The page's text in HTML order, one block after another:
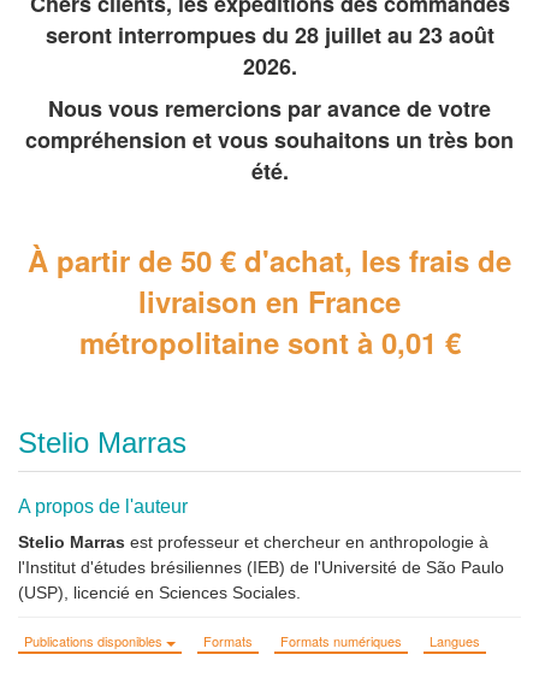
seront interrompues du 28 juillet au 23 août
2026.
Nous vous remercions par avance de votre
compréhension et vous souhaitons un très bon
été.
À partir de 50 € d'achat, les frais de
livraison en France
métropolitainesont à 0,01 €
Stelio Marras
A propos de l'auteur
Stelio Marras est professeur et chercheur en anthropologie à
l'Institut d'études brésiliennes (IEB) de l'Université de São Paulo
(USP), licencié en Sciences Sociales.
Publications disponibles Formats Formats numériques Langues